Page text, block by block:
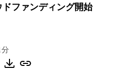
ファンディング開始